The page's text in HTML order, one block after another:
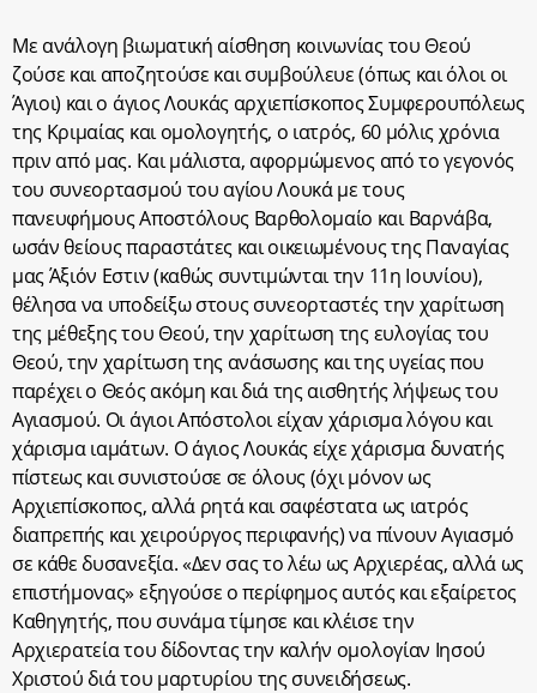
Με ανάλογη βιωματική αίσθηση κοινωνίας του Θεού
ζούσε και αποζητούσε και συμβούλευε (όπως και όλοι οι
Άγιοι) και ο άγιος Λουκάς αρχιεπίσκοπος Συμφερουπόλεως
της Κριμαίας και ομολογητής, ο ιατρός, 60 μόλις χρόνια
πριν από μας. Και μάλιστα, αφορμώμενος από το γεγονός
του συνεορτασμού του αγίου Λουκά με τους
πανευφήμους Αποστόλους Βαρθολομαίο και Βαρνάβα,
ωσάν θείους παραστάτες και οικειωμένους της Παναγίας
μας Άξιόν Εστιν (καθώς συντιμώνται την 11η Ιουνίου),
θέλησα να υποδείξω στους συνεορταστές την χαρίτωση
της μέθεξης του Θεού, την χαρίτωση της ευλογίας του
Θεού, την χαρίτωση της ανάσωσης και της υγείας που
παρέχει ο Θεός ακόμη και διά της αισθητής λήψεως του
Αγιασμού. Οι άγιοι Απόστολοι είχαν χάρισμα λόγου και
χάρισμα ιαμάτων. Ο άγιος Λουκάς είχε χάρισμα δυνατής
πίστεως και συνιστούσε σε όλους (όχι μόνον ως
Αρχιεπίσκοπος, αλλά ρητά και σαφέστατα ως ιατρός
διαπρεπής και χειρούργος περιφανής) να πίνουν Αγιασμό
σε κάθε δυσανεξία. «Δεν σας το λέω ως Αρχιερέας, αλλά ως
επιστήμονας» εξηγούσε ο περίφημος αυτός και εξαίρετος
Καθηγητής, που συνάμα τίμησε και κλέισε την
Αρχιερατεία του δίδοντας την καλήν ομολογίαν Ιησού
Χριστού διά του μαρτυρίου της συνειδήσεως.